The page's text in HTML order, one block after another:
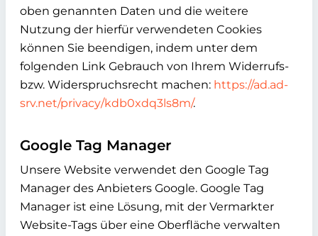
oben genannten Daten und die weitere
Nutzung der hierfür verwendeten Cookies
können Sie beendigen, indem unter dem
folgenden Link Gebrauch von Ihrem Widerrufs-
bzw. Widerspruchsrecht machen: https://ad.ad-
srv.net/privacy/kdb0xdq3ls8m/.
Google Tag Manager
Unsere Website verwendet den Google Tag
Manager des Anbieters Google. Google Tag
Manager ist eine Lösung, mit der Vermarkter
Website-Tags über eine Oberfläche verwalten